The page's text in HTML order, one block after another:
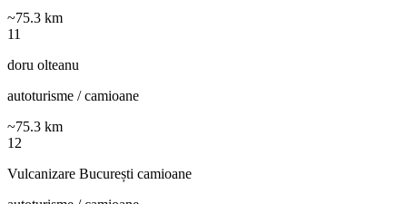
~75.3 km
11
doru olteanu
autoturisme / camioane
~75.3 km
12
Vulcanizare București camioane